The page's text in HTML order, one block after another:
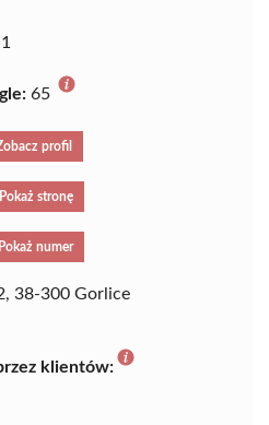
65
profil
Pokaż stronę
Pokaż numer
38-300 Gorlice
klientów: